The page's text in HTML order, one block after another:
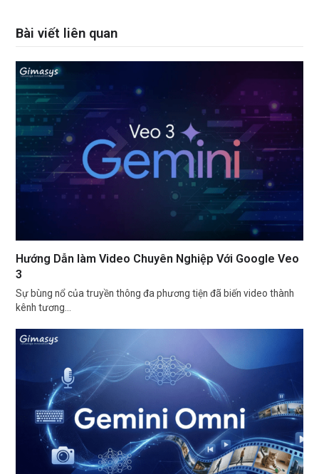
Bài viết liên quan
Hướng Dẫn làm Video Chuyên Nghiệp Với Google Veo
3
Sự bùng nổ của truyền thông đa phương tiện đã biến video thành
kênh tương…